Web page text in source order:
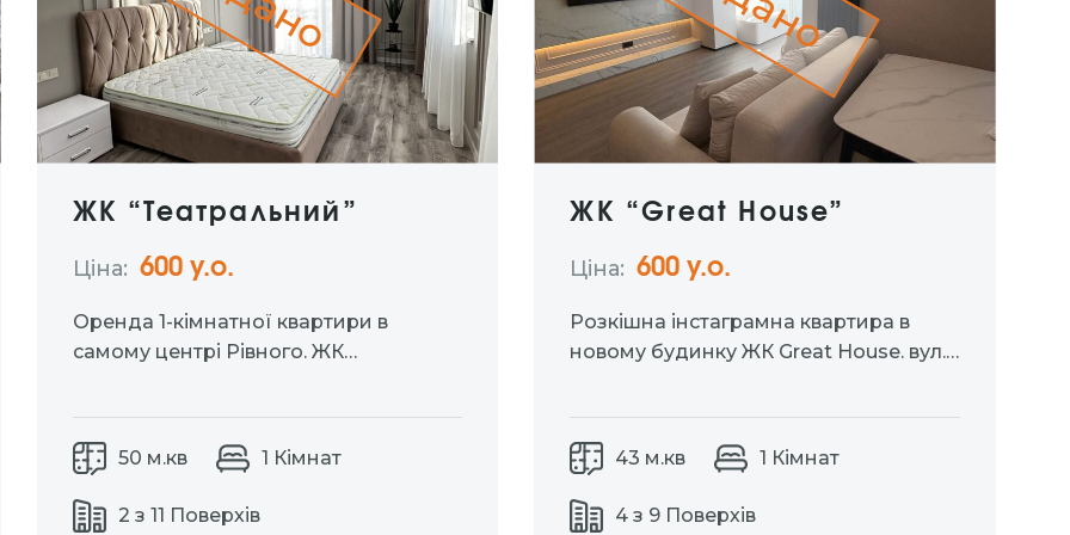
ЖК “Театральний”
Ціна: 600 у.о.
Оренда 1-кімнатної квартири в
самому центрі Рівного. ЖК
сучасна техніка та атмосфера
розкоші в кожній деталі. Ціна: 600$ +
комун.послуги
50 м.кв 1 Кімнат
2 з 11 Поверхів
ЖК “Great House”
Ціна: 600 у.о.
Розкішна інстаграмна квартира в
новому будинку ЖК Great House. вул.
укомплектована всім необхідним:
посудомийка, кондиціонер, духова
шафа, холодильник, кавоварка,
пральна машина. Комфорт, стиль і
43 м.кв 1 Кімнат
4 з 9 Поверхів